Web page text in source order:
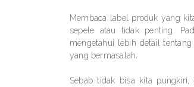
Membaca label produk yang
sepele atau tidak penting.
mengetahui lebih detail
yang bermasalah.
Sebab tidak bisa kita